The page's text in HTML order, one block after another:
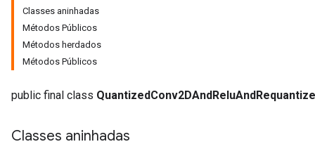
Classes aninhadas
Métodos Públicos
Métodos herdados
Métodos Públicos
public final class QuantizedConv2DAndReluAndRequantize
Classes aninhadas